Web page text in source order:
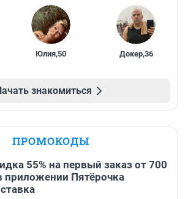
Юлия,50 Докер,36
знакомиться
ПРОМОКОДЫ
55% на первый заказ от 700
приложении Пятёрочка